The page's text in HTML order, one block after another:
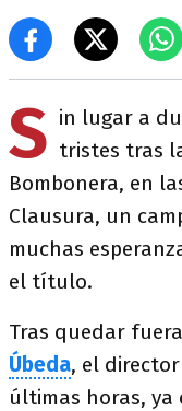
S in lugar a
tristes tras
Bombonera, en
Clausura, un
muchas
el título.
Tras quedar
Úbeda, el
últimas horas, ya